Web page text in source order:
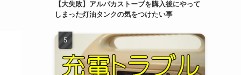
【大失敗】アルパカストーブを購入後にやって
しまった灯油タンクの気をつけたい事